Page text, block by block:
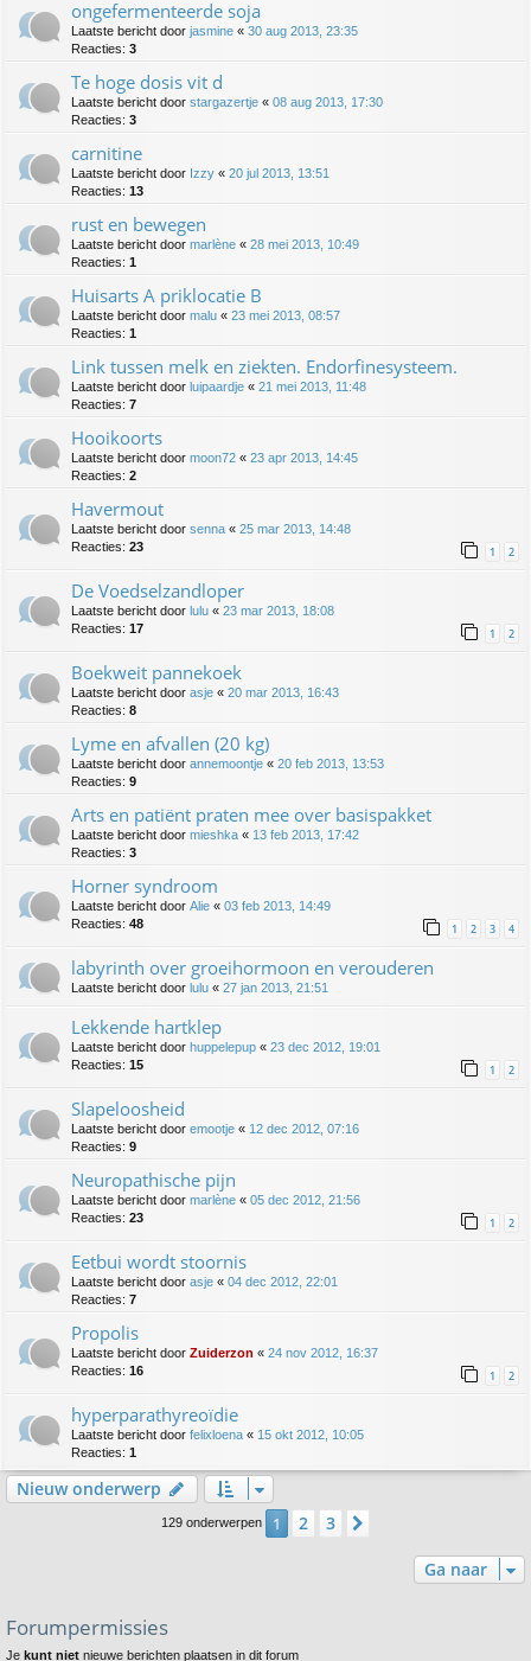
ongefermenteerde soja
Laatste bericht door jasmine « 30 aug 2013, 23:35
Reacties: 3
Te hoge dosis vit d
Laatste bericht door stargazertje « 08 aug 2013, 17:30
Reacties: 3
carnitine
Laatste bericht door Izzy « 20 jul 2013, 13:51
Reacties: 13
rust en bewegen
Laatste bericht door marlène « 28 mei 2013, 10:49
Reacties: 1
Huisarts A priklocatie B
Laatste bericht door malu « 23 mei 2013, 08:57
Reacties: 1
Link tussen melk en ziekten. Endorfinesysteem.
Laatste bericht door luipaardje « 21 mei 2013, 11:48
Reacties: 7
Hooikoorts
Laatste bericht door moon72 « 23 apr 2013, 14:45
Reacties: 2
Havermout
Laatste bericht door senna « 25 mar 2013, 14:48
Reacties: 23 1 2
De Voedselzandloper
Laatste bericht door lulu « 23 mar 2013, 18:08
Reacties: 17 1 2
Boekweit pannekoek
Laatste bericht door asje « 20 mar 2013, 16:43
Reacties: 8
Lyme en afvallen (20 kg)
Laatste bericht door annemoontje « 20 feb 2013, 13:53
Reacties: 9
Arts en patiënt praten mee over basispakket
Laatste bericht door mieshka « 13 feb 2013, 17:42
Reacties: 3
Horner syndroom
Laatste bericht door Alie « 03 feb 2013, 14:49
Reacties: 48 1 2 3 4
labyrinth over groeihormoon en verouderen
Laatste bericht door lulu « 27 jan 2013, 21:51
Lekkende hartklep
Laatste bericht door huppelepup « 23 dec 2012, 19:01
Reacties: 15 1 2
Slapeloosheid
Laatste bericht door emootje « 12 dec 2012, 07:16
Reacties: 9
Neuropathische pijn
Laatste bericht door marlène « 05 dec 2012, 21:56
Reacties: 23 1 2
Eetbui wordt stoornis
Laatste bericht door asje « 04 dec 2012, 22:01
Reacties: 7
Propolis
Laatste bericht door Zuiderzon « 24 nov 2012, 16:37
Reacties: 16 1 2
hyperparathyreoïdie
Laatste bericht door felixloena « 15 okt 2012, 10:05
Reacties: 1
Nieuw onderwerp
129 onderwerpen 1 2 3
Ga naar
Forumpermissies
Je kunt niet nieuwe berichten plaatsen in dit forum